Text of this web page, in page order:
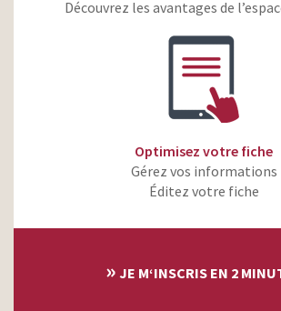
McDonald’s – P’tit Fish &
réalisateur
réalisateur
réalisateur
Cacharel Amor Amor 2019
– Thylane Blondeau &
réalisateur
réalisateur
ASOS Live Curious –
Laissez parler votre
réalisateur
Découvrez les avantages de
Optimisez votre fiche
Gérez vos informations
Éditez votre fiche
» JE M‘INSCRIS EN 2